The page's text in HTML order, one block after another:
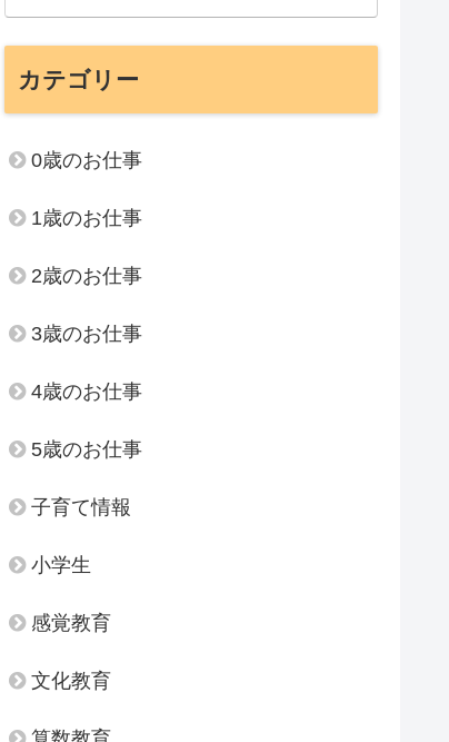
カテゴリー
0歳のお仕事
1歳のお仕事
2歳のお仕事
3歳のお仕事
4歳のお仕事
5歳のお仕事
子育て情報
小学生
感覚教育
文化教育